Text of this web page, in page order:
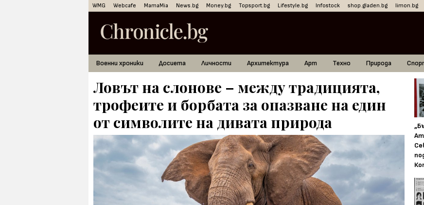
WMG Webcafe MamaMia News.bg Money.bg Topsport.bg Lifestyle.bg Infostock shop.gladen.bg limon.bg
Военни хроники Досиета Личности Архитектура Арт Техно Природа
Ловът на слонове – между традицията,
трофеите и борбата за опазване на един
от символите на дивата природа